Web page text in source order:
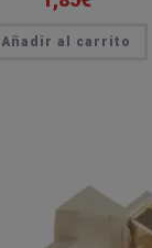
Añadir al carrito